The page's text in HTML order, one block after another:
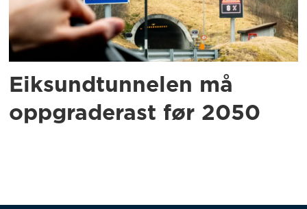
Eiksundtunnelen må
oppgraderast før 2050